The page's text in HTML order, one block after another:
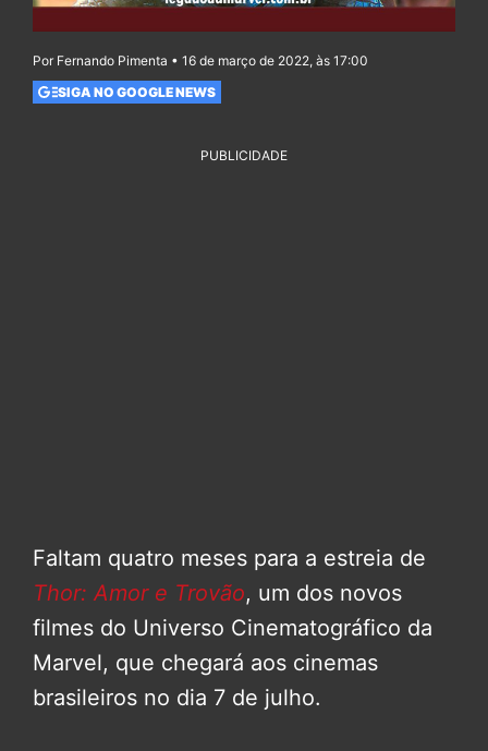
Por Fernando Pimenta • 16 de março de 2022, às 17:00
SIGA NO GOOGLE NEWS
PUBLICIDADE
Faltam quatro meses para a estreia de
Thor: Amor e Trovão, um dos novos
filmes do Universo Cinematográfico da
Marvel, que chegará aos cinemas
brasileiros no dia 7 de julho.